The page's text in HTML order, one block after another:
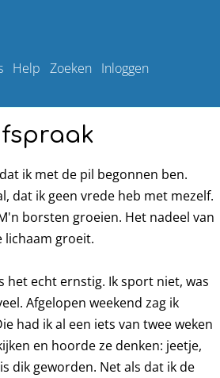
Help Zoeken Inloggen
ik met de pil begonnen ben.
dat ik geen vrede heb met mezelf.
borsten groeien. Het nadeel van
lichaam groeit.
het echt ernstig. Ik sport niet, was
Afgelopen weekend zag ik
had ik al een iets van twee weken
en hoorde ze denken: jeetje,
dik geworden. Net als dat ik de